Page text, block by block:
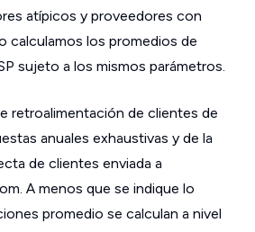
atípicos y proveedores con
calculamos los promedios de
sujeto a los mismos parámetros.
retroalimentación de clientes de
anuales exhaustivas y de la
de clientes enviada a
A menos que se indique lo
promedio se calculan a nivel